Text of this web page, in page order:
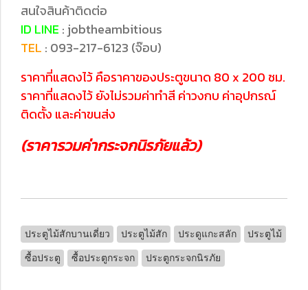
สนใจสินค้าติดต่อ
ID LINE : jobtheambitious
TEL : 093-217-6123 (จ๊อบ)
ราคาที่แสดงไว้ คือราคาของประตูขนาด 80 x 200 ซม.
ราคาที่แสดงไว้ ยังไม่รวมค่าทำสี ค่าวงกบ ค่าอุปกรณ์
ติดตั้ง และค่าขนส่ง
(ราคารวมค่ากระจกนิรภัยแล้ว)
ประตูไม้สักบานเดี่ยว ประตูไม้สัก ประดูแกะสลัก ประตูไม้
ซื้อประตู ซื้อประตูกระจก ประตูกระจกนิรภัย